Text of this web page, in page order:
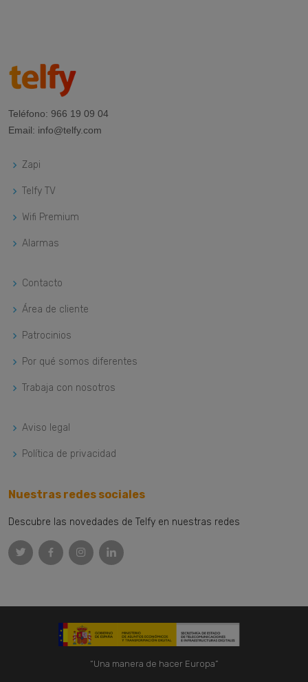
Teléfono: 966 19 09 04
Email: info@telfy.com
Zapi
Telfy TV
Wifi Premium
Alarmas
Contacto
Área de cliente
Patrocinios
Por qué somos diferentes
Trabaja con nosotros
Aviso legal
Política de privacidad
Nuestras redes sociales
Descubre las novedades de Telfy en nuestras redes
“Una manera de hacer Europa”